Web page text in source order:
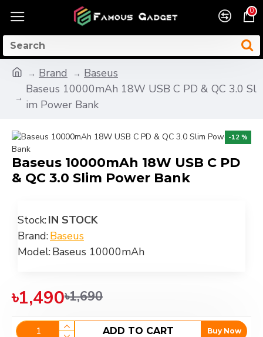
0
Brand
Baseus
Baseus 10000mAh 18W USB C PD & QC 3.0 Sl
im Power Bank
-12 %
Baseus 10000mAh 18W USB C PD
& QC 3.0 Slim Power Bank
Stock:IN STOCK
Brand:Baseus
Model:Baseus 10000mAh
৳1,490৳1,690
ADD TO CART Buy Now